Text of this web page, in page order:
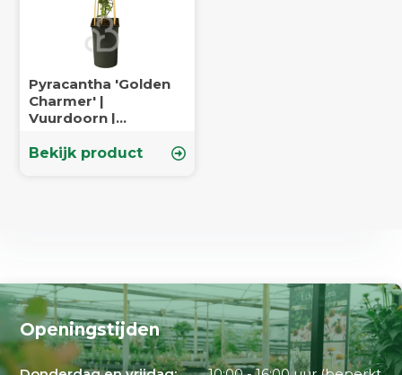
Pyracantha 'Golden
Charmer' |
Vuurdoorn |
Bekijk product
Openingstijden